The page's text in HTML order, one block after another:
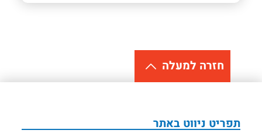
חזרה למעלה
תפריט ניווט באתר